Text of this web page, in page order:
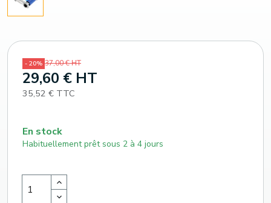
- 20% 37,00 € HT
29,60 € HT
35,52 € TTC
En stock
Habituellement prêt sous 2 à 4 jours